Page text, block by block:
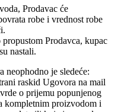
Prodavac će
robe i vrednost robe
Prodavca, kupac
nastali.
neophodno je sledeće:
raskid Ugovora na mail
o prijemu popunjenog
kompletnim proizvodom i